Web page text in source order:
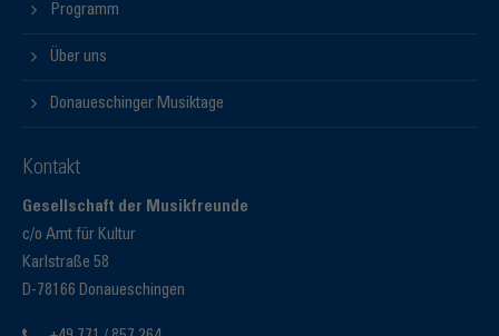
Programm
Über uns
Donaueschinger Musiktage
Kontakt
Gesellschaft der Musikfreunde
c/o Amt für Kultur
Karlstraße 58
D-78166 Donaueschingen